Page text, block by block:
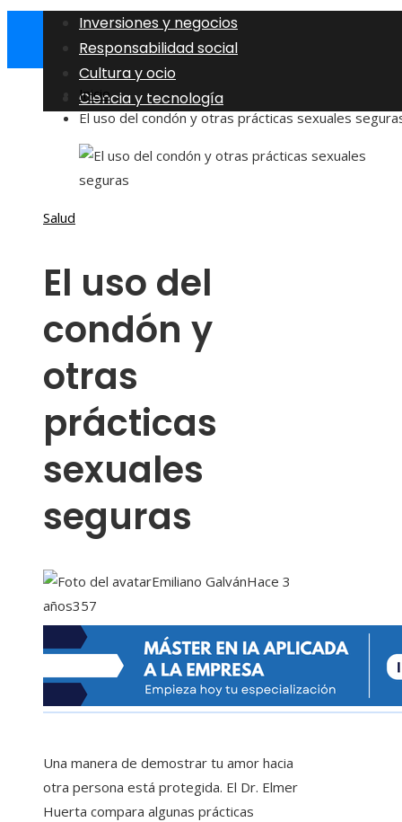
Inversiones y negocios
Responsabilidad social
Cultura y ocio
Ciencia y tecnología
Inicio
El uso del condón y otras prácticas sexuales
Salud
El uso del
condón y
otras
prácticas
sexuales
seguras
Emiliano GalvánHace 3
años357
Una manera de demostrar tu amor hacia
otra persona está protegida. El Dr. Elmer
Huerta compara algunas prácticas